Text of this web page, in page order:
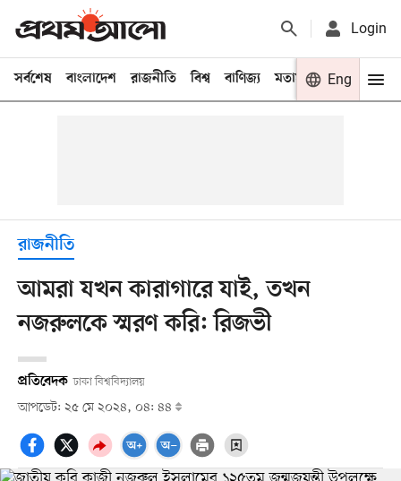
Login
সর্বশেষ বাংলাদেশ রাজনীতি বিশ্ব বাণিজ্য মতামত খেলা
Eng
রাজনীতি
আমরা যখন কারাগারে যাই, তখন
নজরুলকে স্মরণ করি: রিজভী
প্রতিবেদক ঢাকা বিশ্ববিদ্যালয়
আপডেট: ২৫ মে ২০২৪, ০৪: ৪৪